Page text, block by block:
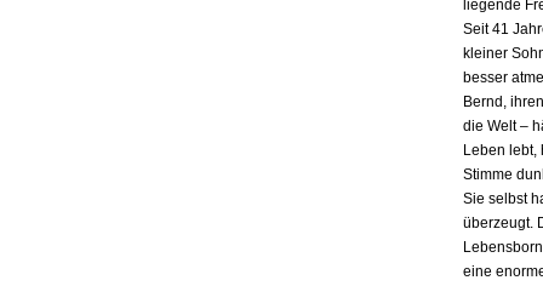
liegende
Seit 41
kleiner
besser
Bernd,
die Welt –
Leben lebt,
Stimme
Sie selbst
überzeugt.
eine